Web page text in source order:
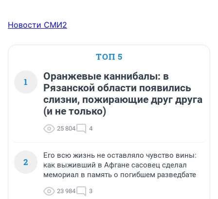
Новости СМИ2
ТОП 5
1
Оранжевые каннибалы: в
Рязанской области появились
слизни, пожирающие друг друга
(и не только)
25 804 4
2
Его всю жизнь не оставляло чувство вины:
как выживший в Афгане сасовец сделал
мемориал в память о погибшем разведбате
23 984 3